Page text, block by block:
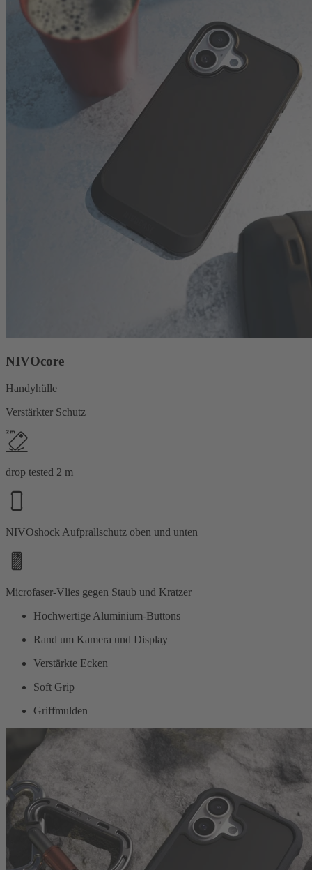
NIVOcore
Handyhülle
Verstärkter Schutz
drop tested 2 m
NIVOshock Aufprallschutz oben und unten
Microfaser-Vlies gegen Staub und Kratzer
Hochwertige Aluminium-Buttons
Rand um Kamera und Display
Verstärkte Ecken
Soft Grip
Griffmulden